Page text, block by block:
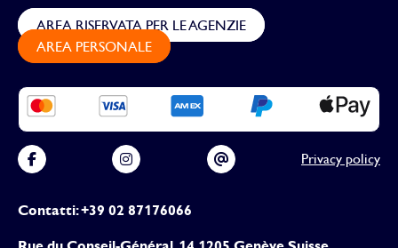
Contatti: +39 02 87176066
AREA RISERVATA PER LE AGENZIE
AREA PERSONALE
Privacy policy